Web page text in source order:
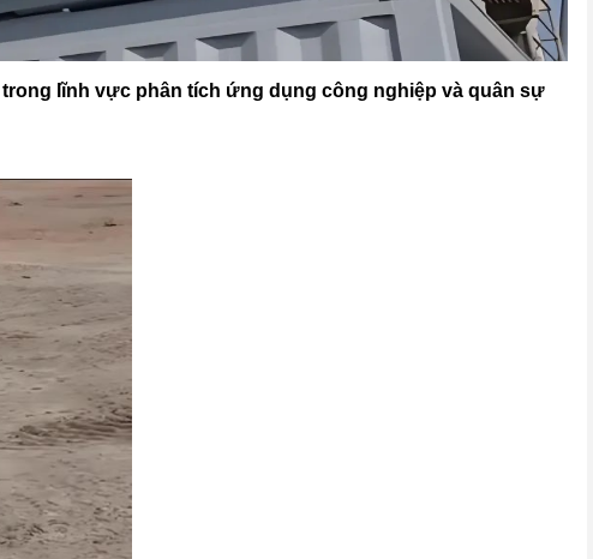
lĩnh vực phân tích ứng dụng công nghiệp và quân sự